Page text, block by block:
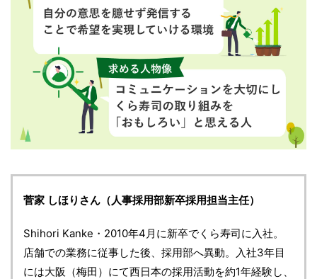
菅家 しほりさん（人事採用部新卒採用担当主任）
Shihori Kanke・2010年4月に新卒でくら寿司に入社。
店舗での業務に従事した後、採用部へ異動。入社3年目
には大阪（梅田）にて西日本の採用活動を約1年経験し、